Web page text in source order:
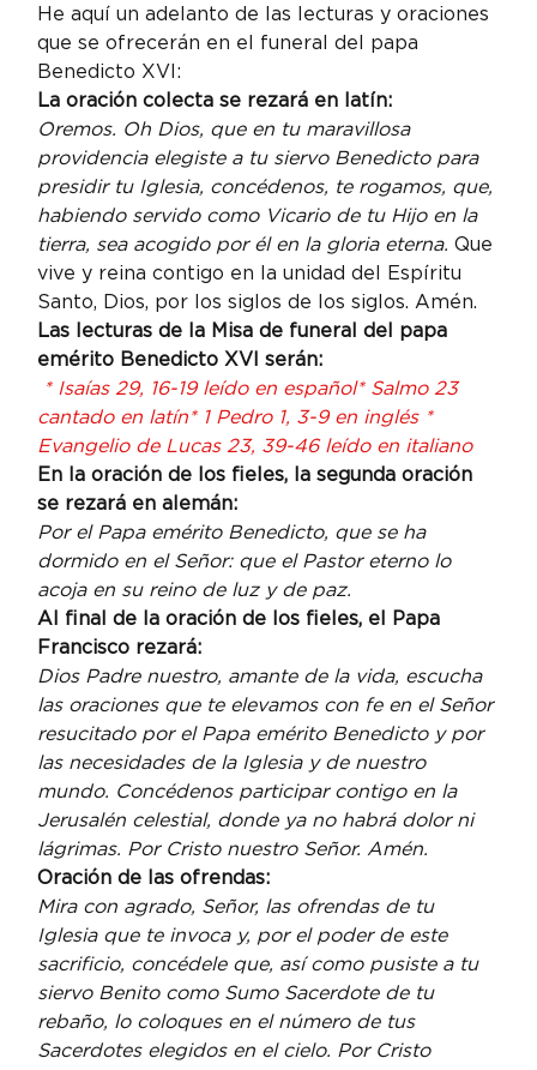
He aquí un adelanto de las lecturas y oraciones
que se ofrecerán en el funeral del papa
Benedicto XVI:
La oración colecta se rezará en latín:
Oremos. Oh Dios, que en tu maravillosa
providencia elegiste a tu siervo Benedicto para
presidir tu Iglesia, concédenos, te rogamos, que,
habiendo servido como Vicario de tu Hijo en la
tierra, sea acogido por él en la gloria eterna. Que
vive y reina contigo en la unidad del Espíritu
Santo, Dios, por los siglos de los siglos. Amén.
Las lecturas de la Misa de funeral del papa
emérito Benedicto XVI serán:
* Isaías 29, 16-19 leído en español* Salmo 23
cantado en latín* 1 Pedro 1, 3-9 en inglés *
Evangelio de Lucas 23, 39-46 leído en italiano
En la oración de los fieles, la segunda oración
se rezará en alemán:
Por el Papa emérito Benedicto, que se ha
dormido en el Señor: que el Pastor eterno lo
acoja en su reino de luz y de paz.
Al final de la oración de los fieles, el Papa
Francisco rezará:
Dios Padre nuestro, amante de la vida, escucha
las oraciones que te elevamos con fe en el Señor
resucitado por el Papa emérito Benedicto y por
las necesidades de la Iglesia y de nuestro
mundo. Concédenos participar contigo en la
Jerusalén celestial, donde ya no habrá dolor ni
lágrimas. Por Cristo nuestro Señor. Amén.
Oración de las ofrendas:
Mira con agrado, Señor, las ofrendas de tu
Iglesia que te invoca y, por el poder de este
sacrificio, concédele que, así como pusiste a tu
siervo Benito como Sumo Sacerdote de tu
rebaño, lo coloques en el número de tus
Sacerdotes elegidos en el cielo. Por Cristo